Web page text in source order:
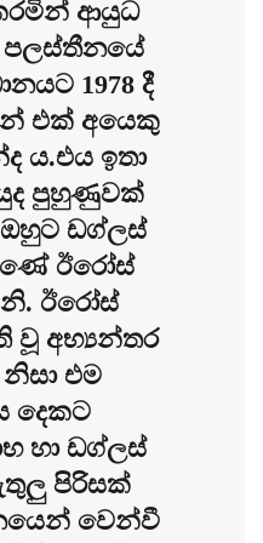
ආයුධ
පලස්තීනයේ
1978 දී
එක් අයෙකු
ය.එය ඉතා
පුහුණුවක්
ඩග්ලස්
ඊරෝස්
ඊරෝස්
වූ අභ්‍යන්තර
එම
දෙකට
හා ඩග්ලස්
පිරිසක්
වෙන්වී